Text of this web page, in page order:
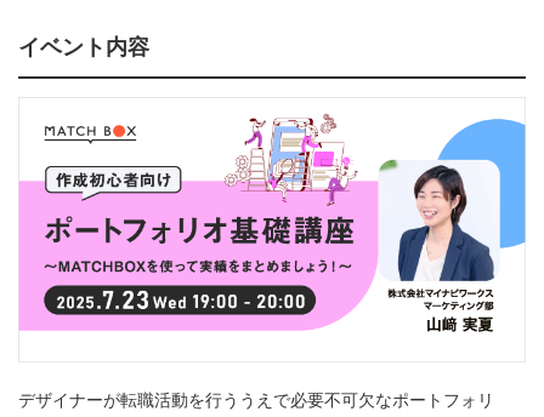
イベント内容
デザイナーが転職活動を行ううえで必要不可欠なポートフォリ